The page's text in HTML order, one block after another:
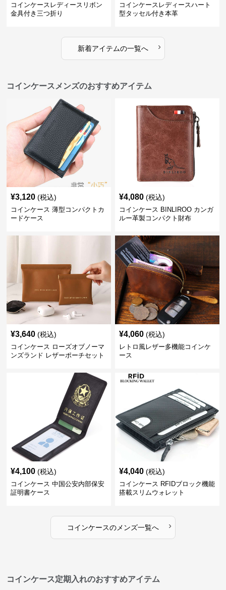
コインケースレディースリボン
金具付き三つ折り
コインケースレディースハート
型タッセル付き本革
新着アイテムの一覧へ ›
コインケースメンズのおすすめアイテム
¥3,120 (税込)
コインケース 薄型コンパクトカ
ードケース
¥4,080 (税込)
コインケース BINLIROO カンガ
ルー革製コンパクト財布
¥3,640 (税込)
コインケース ローズオブノーマ
ンズランド レザーポーチセット
¥4,060 (税込)
レトロ風レザー多機能コインケ
ース
¥4,100 (税込)
コインケース 中国公安内部保安
証明書ケース
¥4,040 (税込)
コインケース RFIDブロック機能
搭載スリムウォレット
コインケースのメンズ一覧へ ›
コインケース定期入れのおすすめアイテム